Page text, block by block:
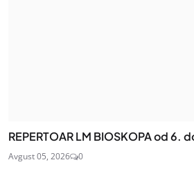
REPERTOAR LM BIOSKOPA od 6.
Avgust 05, 2026 0